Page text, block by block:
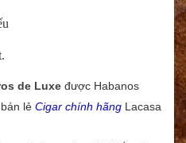
de Luxe được Habanos
lẻ Cigar chính hãng Lacasa